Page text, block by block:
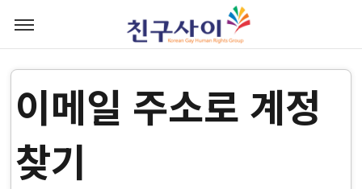
이메일 주소로 계정
찾기